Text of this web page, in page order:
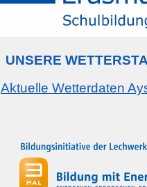
UNSERE
Aktuelle Wetterdaten